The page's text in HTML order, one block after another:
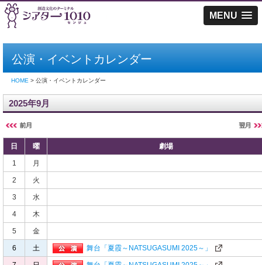
MENU
公演・イベントカレンダー
HOME > 公演・イベントカレンダー
2025年9月
日 曜 劇場
1 月
2 火
3 水
4 木
5 金
6 土 舞台「夏霞～NATSUGASUMI 2025～」